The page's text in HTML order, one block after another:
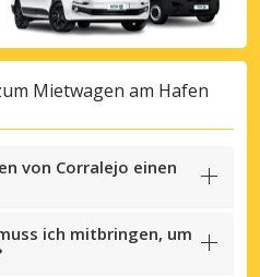
Mietwagen am Hafen
von Corralejo einen
ich mitbringen, um